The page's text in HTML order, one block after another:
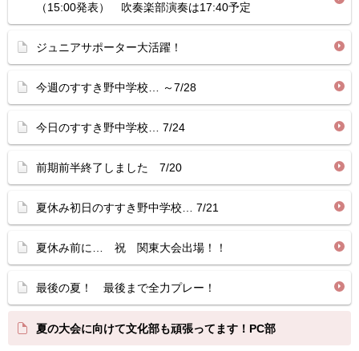
（15:00発表） 吹奏楽部演奏は17:40予定
ジュニアサポーター大活躍！
今週のすすき野中学校… ～7/28
今日のすすき野中学校… 7/24
前期前半終了しました 7/20
夏休み初日のすすき野中学校… 7/21
夏休み前に… 祝 関東大会出場！！
最後の夏！ 最後まで全力プレー！
夏の大会に向けて文化部も頑張ってます！PC部